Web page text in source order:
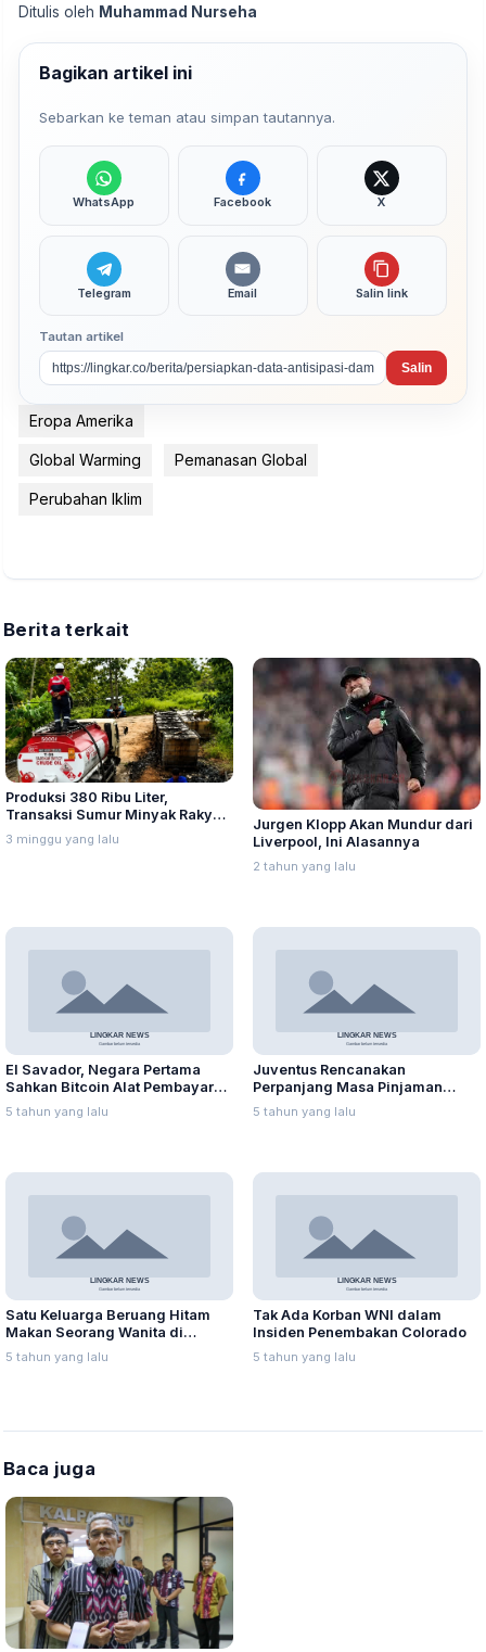
Ditulis oleh Muhammad Nurseha
Bagikan artikel ini
Sebarkan ke teman atau simpan tautannya.
WhatsApp Facebook X
Telegram Email Salin link
Tautan artikel
Salin
Eropa Amerika
Global Warming Pemanasan Global
Perubahan Iklim
Berita terkait
Produksi 380 Ribu Liter,
Transaksi Sumur Minyak Rakyat
di Blora Tembuh Rp2,8 Miliar
Sebulan
3 minggu yang lalu
Jurgen Klopp Akan Mundur dari
Liverpool, Ini Alasannya
2 tahun yang lalu
El Savador, Negara Pertama
Sahkan Bitcoin Alat Pembayaran
Sah
5 tahun yang lalu
Juventus Rencanakan
Perpanjang Masa Pinjaman
Alvaro Morata
5 tahun yang lalu
Satu Keluarga Beruang Hitam
Makan Seorang Wanita di
Colorado AS
5 tahun yang lalu
Tak Ada Korban WNI dalam
Insiden Penembakan Colorado
5 tahun yang lalu
Baca juga